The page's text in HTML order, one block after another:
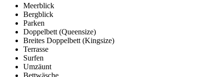
Meerblick
Bergblick
Parken
Doppelbett (Queensize)
Breites Doppelbett (Kingsize)
Terrasse
Surfen
Umzäunt